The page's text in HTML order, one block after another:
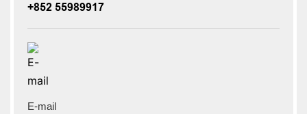
+852 55989917
E-mail